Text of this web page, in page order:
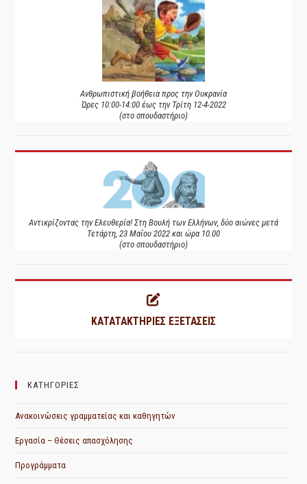
Ανθρωπιστική βοήθεια προς την Ουκρανία
Ώρες 10:00-14:00 έως την Τρίτη 12-4-2022
(στο σπουδαστήριο)
Αντικρίζοντας την Ελευθερία! Στη Βουλή των Ελλήνων, δύο αιώνες μετά
Τετάρτη, 23 Μαΐου 2022 και ώρα 10.00
(στο σπουδαστήριο)
ΚΑΤΑΤΑΚΤΗΡΙΕΣ ΕΞΕΤΑΣΕΙΣ
ΚΑΤΗΓΟΡΙΕΣ
Ανακοινώσεις γραμματείας και καθηγητών
Εργασία – Θέσεις απασχόλησης
Προγράμματα